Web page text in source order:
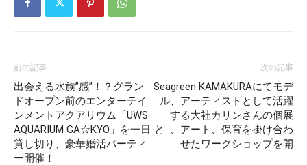
前の記事
出会える水族”感”！？グラン
ドオープン前のエンターテイ
ンメントアクアリウム「UWS
AQUARIUM GA☆KYO」を一日
貸し切り、豪華婚活パーティ
ー開催！
次の記事
Seagreen KAMAKURAにてモデ
ル、アーティストとして活躍
する大社カリンさんの個展
と 、アート、保育を掛け合わ
せたワークショップを開